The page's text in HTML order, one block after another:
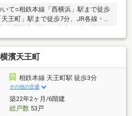
て○相鉄本線「西横浜」駅まで徒歩
王町」駅まで徒歩7分、JR各線・東
数164戸のビッグコミュニティ。藤
ジタ工業施工○賑わいを見せる「松
。スーパーやショッピングセンター
境■お部屋について○東南向きにつ
差し込む住まい○リノベーション実
よく新生活をスタートできます○カ
×食器洗浄乾燥機付○浴室は【1418サ
付○各部屋に収納有○玄関とLDKには
用
濱天王町
相鉄本線 天王町駅 徒歩3分
その他の交通
築22年2ヶ月/6階建
総戸数53戸